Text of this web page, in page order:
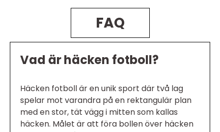
FAQ
Vad är häcken fotboll?
Häcken fotboll är en unik sport där två lag
spelar mot varandra på en rektangulär plan
med en stor, tät vägg i mitten som kallas
häcken. Målet är att föra bollen över häcken